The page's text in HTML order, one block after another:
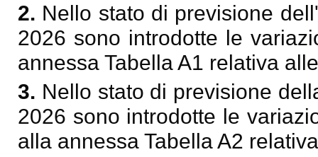
2. Nello stato di previsione
2026 sono introdotte le
annessa Tabella A1 relativa
3. Nello stato di previsione
2026 sono introdotte le
alla annessa Tabella A2